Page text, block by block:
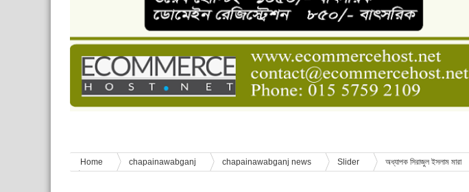
চাঁপাইনবাবগঞ্জে শেষ হয়েছে ৫ দিনের স্কাউট ইউনিট লিডার বেসিক কোর্স
বাংলাদেশ স্কাউটস দিবস পালন
পানি সংকট, কলস নিয়ে বিক্ষোভ
ঈদের শুভেচ্ছা জানিয়েছেন সাবেক ছাত্রলীগ নেতা আবু হাসনাত সুমন
শিশু সুরক্ষা বিষয়ে চাঁপাইনবাবগঞ্জে দুই দিনব্যাপী প্রশিক্ষণ
Home chapainawabganj chapainawabganj news Slider
অধ্যাপক সিরাজুল ইসলাম মারা
গেছেন